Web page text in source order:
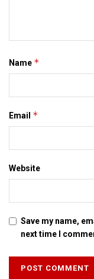
Name *
Email *
Website
Save my name,
next time I